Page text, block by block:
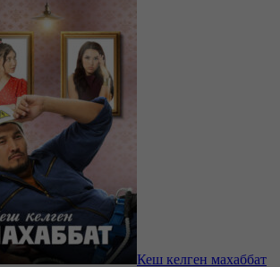
Кеш келген махаббат